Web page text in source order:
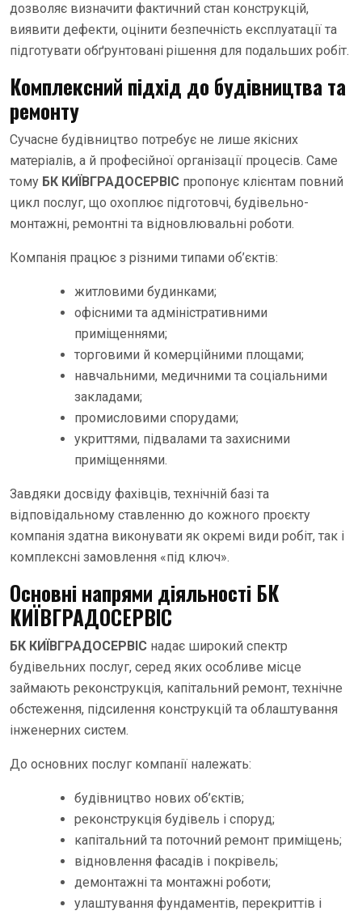
дозволяє визначити фактичний стан конструкцій,
виявити дефекти, оцінити безпечність експлуатації та
підготувати обґрунтовані рішення для подальших робіт.
Комплексний підхід до будівництва та
ремонту
Сучасне будівництво потребує не лише якісних
матеріалів, а й професійної організації процесів. Саме
тому БК КИЇВГРАДОСЕРВІС пропонує клієнтам повний
цикл послуг, що охоплює підготовчі, будівельно-
монтажні, ремонтні та відновлювальні роботи.
Компанія працює з різними типами об’єктів:
житловими будинками;
офісними та адміністративними
приміщеннями;
торговими й комерційними площами;
навчальними, медичними та соціальними
закладами;
промисловими спорудами;
укриттями, підвалами та захисними
приміщеннями.
Завдяки досвіду фахівців, технічній базі та
відповідальному ставленню до кожного проєкту
компанія здатна виконувати як окремі види робіт, так і
комплексні замовлення «під ключ».
Основні напрями діяльності БК
КИЇВГРАДОСЕРВІС
БК КИЇВГРАДОСЕРВІС надає широкий спектр
будівельних послуг, серед яких особливе місце
займають реконструкція, капітальний ремонт, технічне
обстеження, підсилення конструкцій та облаштування
інженерних систем.
До основних послуг компанії належать:
будівництво нових об’єктів;
реконструкція будівель і споруд;
капітальний та поточний ремонт приміщень;
відновлення фасадів і покрівель;
демонтажні та монтажні роботи;
улаштування фундаментів, перекриттів і